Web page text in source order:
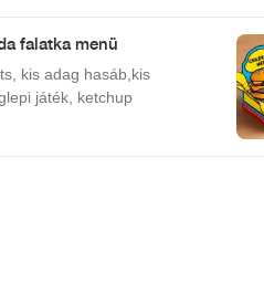
falatka menü
kis adag hasáb,kis
játék, ketchup